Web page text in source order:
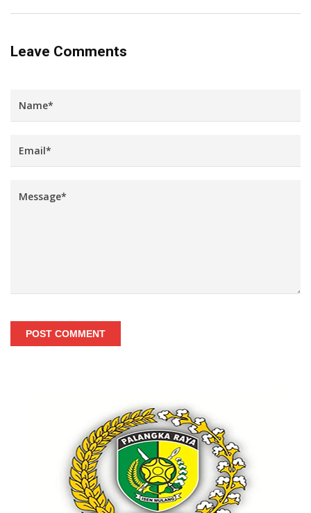
Leave Comments
POST COMMENT